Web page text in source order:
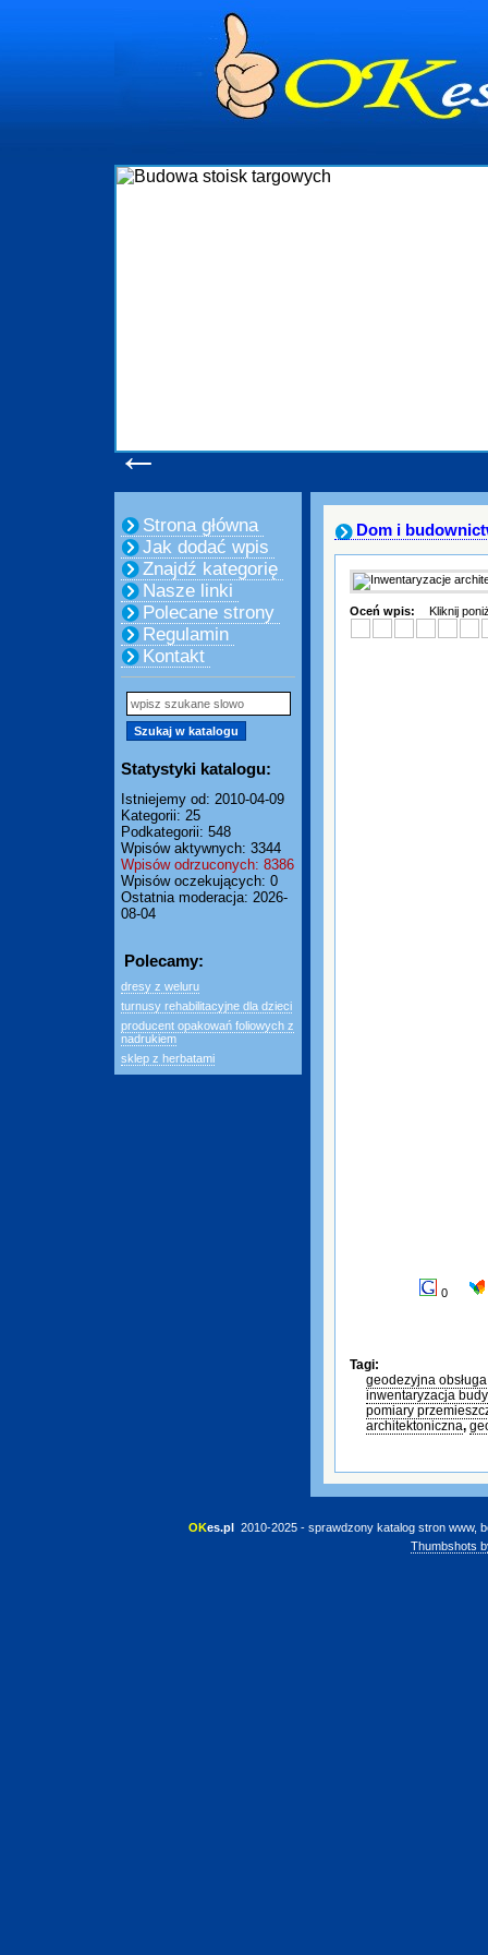
←
Strona główna
Jak dodać wpis
Znajdź kategorię
Nasze linki
Polecane strony
Regulamin
Kontakt
Statystyki katalogu:
Istniejemy od: 2010-04-09
Kategorii: 25
Podkategorii: 548
Wpisów aktywnych: 3344
Wpisów odrzuconych: 8386
Wpisów oczekujących: 0
Ostatnia moderacja: 2026-
08-04
Polecamy:
dresy z weluru
turnusy rehabilitacyjne dla dzieci
producent opakowań foliowych z
nadrukiem
sklep z herbatami
Dom i
Oceń wpis: Kliknij
0
Tagi:
geodezyjna
inwentaryzacja
pomiary
architektoniczna,
OKes.pl 2010-2025 - sprawdzony katalog stron www,
Thumbshots